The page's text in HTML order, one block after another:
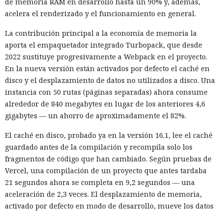
acelera el renderizado y el funcionamiento en general.
La contribución principal a la economía de memoria la
aporta el empaquetador integrado Turbopack, que desde
2022 sustituye progresivamente a Webpack en el proyecto.
En la nueva versión están activados por defecto el caché en
disco y el desplazamiento de datos no utilizados a disco. Una
instancia con 50 rutas (páginas separadas) ahora consume
alrededor de 840 megabytes en lugar de los anteriores 4,6
gigabytes — un ahorro de aproximadamente el 82%.
El caché en disco, probado ya en la versión 16.1, lee el caché
guardado antes de la compilación y recompila solo los
fragmentos de código que han cambiado. Según pruebas de
Vercel, una compilación de un proyecto que antes tardaba
21 segundos ahora se completa en 9,2 segundos — una
aceleración de 2,3 veces. El desplazamiento de memoria,
activado por defecto en modo de desarrollo, mueve los datos